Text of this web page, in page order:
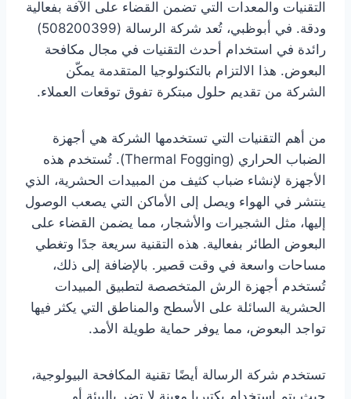
التقنيات والمعدات التي تضمن القضاء على الآفة بفعالية
ودقة. في أبوظبي، تُعد شركة الرسالة (508200399)
رائدة في استخدام أحدث التقنيات في مجال مكافحة
البعوض. هذا الالتزام بالتكنولوجيا المتقدمة يمكّن
الشركة من تقديم حلول مبتكرة تفوق توقعات العملاء.
من أهم التقنيات التي تستخدمها الشركة هي أجهزة
الضباب الحراري (Thermal Fogging). تُستخدم هذه
الأجهزة لإنشاء ضباب كثيف من المبيدات الحشرية، الذي
ينتشر في الهواء ويصل إلى الأماكن التي يصعب الوصول
إليها، مثل الشجيرات والأشجار، مما يضمن القضاء على
البعوض الطائر بفعالية. هذه التقنية سريعة جدًا وتغطي
مساحات واسعة في وقت قصير. بالإضافة إلى ذلك،
تُستخدم أجهزة الرش المتخصصة لتطبيق المبيدات
الحشرية السائلة على الأسطح والمناطق التي يكثر فيها
تواجد البعوض، مما يوفر حماية طويلة الأمد.
تستخدم شركة الرسالة أيضًا تقنية المكافحة البيولوجية،
حيث يتم استخدام بكتيريا معينة لا تضر بالبيئة أو